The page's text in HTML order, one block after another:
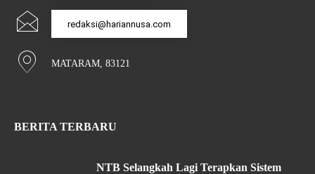
redaksi@hariannusa.com
MATARAM, 83121
BERITA TERBARU
NTB Selangkah Lagi Terapkan Sistem